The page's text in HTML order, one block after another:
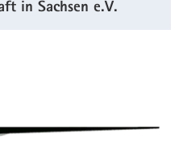
in Sachsen e.V.